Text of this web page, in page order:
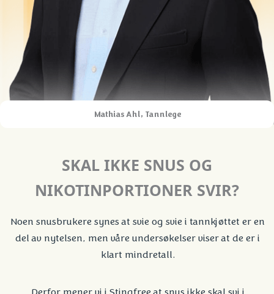
Mathias Ahl, Tannlege
SKAL IKKE SNUS OG
NIKOTINPORTIONER SVIR?
Noen snusbrukere synes at svie og svie i tannkjøttet er en
del av nytelsen, men våre undersøkelser viser at de er i
klart mindretall.